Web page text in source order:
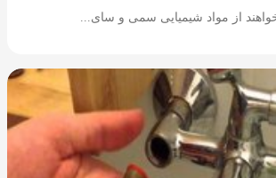
از مواد شیمیایی سمی و سای...